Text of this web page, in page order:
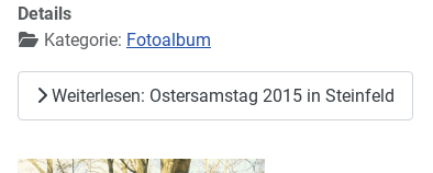
Details
Kategorie: Fotoalbum
Weiterlesen: Ostersamstag 2015 in Steinfeld